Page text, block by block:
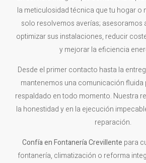
la meticulosidad técnica que tu hogar o
solo resolvemos averías; asesoramos
optimizar sus instalaciones, reducir
y mejorar la eficiencia
Desde el primer contacto hasta la
mantenemos una comunicación fluida
respaldado en todo momento. Nuestra
la honestidad y en la ejecución
reparación.
Confía en FontaneríaCrevillente para
fontanería, climatización o reforma